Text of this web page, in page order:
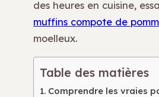
des heures en cuisine,
muffins compote de
moelleux.
Table des matières
Comprendre les vraies